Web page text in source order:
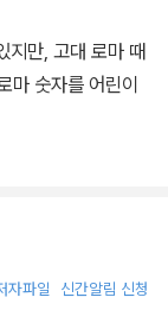
지만, 고대 로마 때
마 숫자를 어린이
해 소개하고 있
차 등을 표기하는
자파일 신간알림 신청